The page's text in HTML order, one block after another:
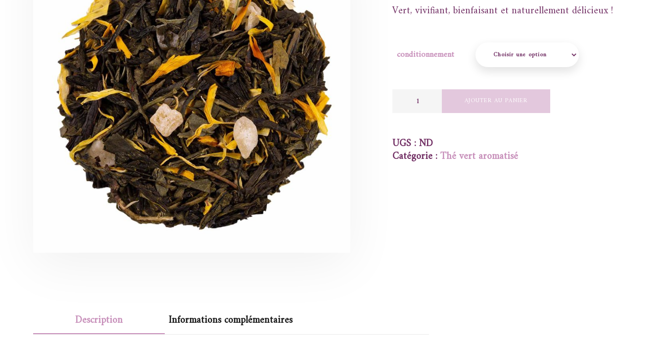
Vert, vivifiant, bienfaisant et naturellement délicieux !
conditionnement
AJOUTER AU PANIER
UGS :ND
Catégorie :Thé vert aromatisé
Description Informations complémentaires